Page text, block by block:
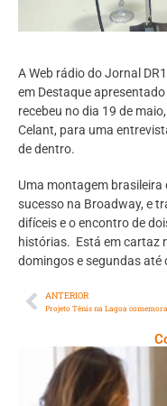
A Web rádio do Jornal
em Destaque
recebeu no dia 19 de
Celant, para uma
de dentro.
Uma montagem
sucesso na Broadway, e
difíceis e o encontro de
histórias. Está em cartaz
domingos e segundas até
ANTERIOR